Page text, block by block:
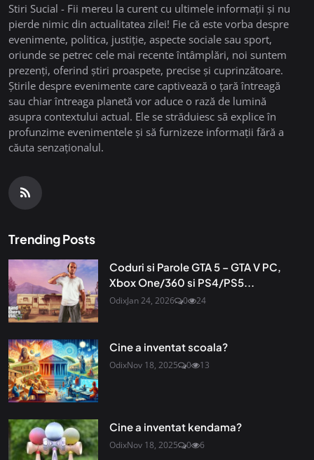
Stiri Sucial - Fii mereu la curent cu ultimele informații și nu
pierde nimic din actualitatea zilei! Fie că este vorba despre
evenimente, politica, justiție, aspecte sociale sau sport,
oriunde se petrec cele mai recente întâmplări, noi suntem
prezenți, oferind știri proaspete, precise și cuprinzătoare.
Știrile despre evenimente care captivează o țară întreagă
sau chiar întreaga planetă vor aduce o rază de lumină
asupra contextului actual. Ele se străduiesc să explice în
profunzime evenimentele și să furnizeze informații fără a
căuta senzaționalul.
Trending Posts
Coduri si Parole GTA 5 – GTA V PC,
Xbox One/360 si PS4/PS5...
OdixJan 24, 2026 0 24
Cine a inventat scoala?
OdixNov 18, 2025 0 13
Cine a inventat kendama?
OdixNov 18, 2025 0 6